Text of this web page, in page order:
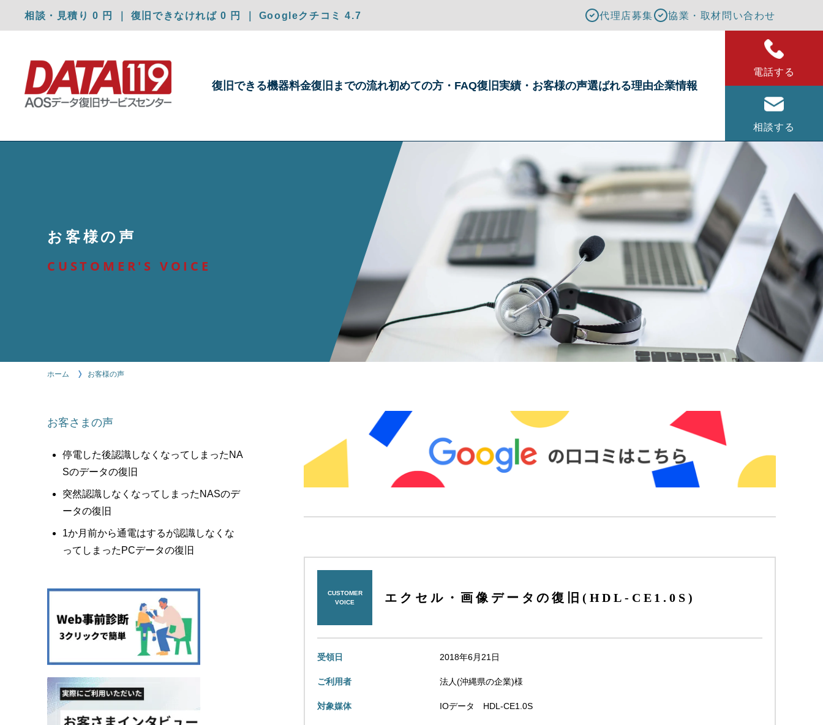
相談・見積り 0 円 ｜ 復旧できなければ 0 円 ｜ Googleクチコミ 4.7 代理店募集 協業・取材問い合わせ
復旧できる機器料金復旧までの流れ初めての方・ FAQ復旧実績・ お客様の声選ばれる理由企業情報
電話する
相談する
お客様の声
CUSTOMER'S VOICE
ホーム お客様の声
お客さまの声
停電した後認識しなくなってしまったNA
Sのデータの復旧
突然認識しなくなってしまったNASのデ
ータの復旧
1か月前から通電はするが認識しなくな
ってしまったPCデータの復旧
CUSTOMER
VOICE
エクセル・画像データの復旧(HDL-CE1.0S)
受領日 2018年6月21日
ご利用者 法人(沖縄県の企業)様
対象媒体 IOデータ HDL-CE1.0S